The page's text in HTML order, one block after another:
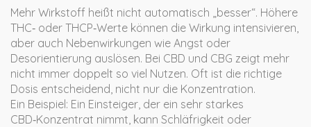
Mehr Wirkstoff heißt nicht automatisch „besser“. Höhere
THC‑ oder THCP‑Werte können die Wirkung intensivieren,
aber auch Nebenwirkungen wie Angst oder
Desorientierung auslösen. Bei CBD und CBG zeigt mehr
nicht immer doppelt so viel Nutzen. Oft ist die richtige
Dosis entscheidend, nicht nur die Konzentration.
Ein Beispiel: Ein Einsteiger, der ein sehr starkes
CBD‑Konzentrat nimmt, kann Schläfrigkeit oder